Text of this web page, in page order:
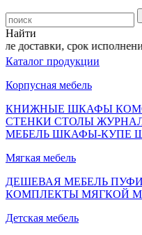
Найти
срок исполнения 2
Каталог продукции
Корпусная мебель
КНИЖНЫЕ ШКАФЫ
СТЕНКИ СТОЛЫ
МЕБЕЛЬ ШКАФЫ-КУПЕ
Мягкая мебель
ДЕШЕВАЯ МЕБЕЛЬ
КОМПЛЕКТЫ МЯГКОЙ
Детская мебель